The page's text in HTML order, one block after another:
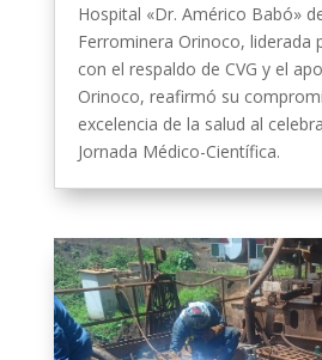
Hospital «Dr. Américo Babó»
Ferrominera Orinoco, liderada
con el respaldo de CVG y el
Orinoco, reafirmó su
excelencia de la salud al
Jornada Médico-Científica.